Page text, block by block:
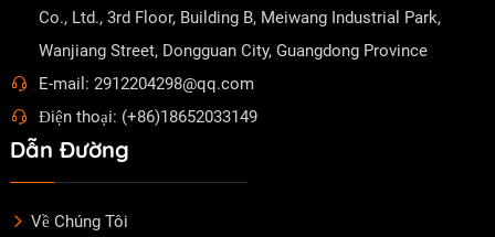
Co., Ltd., 3rd Floor, Building B, Meiwang Industrial Park,
Wanjiang Street, Dongguan City, Guangdong Province
E-mail: 2912204298@qq.com
Điện thoại: (+86)18652033149
Dẫn Đường
Về Chúng Tôi